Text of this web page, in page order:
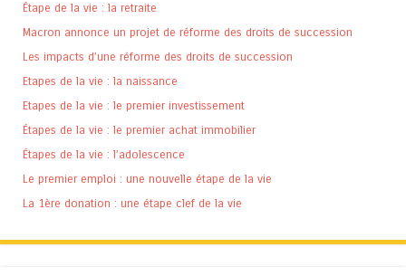
Étape de la vie : la retraite
Macron annonce un projet de réforme des droits de succession
Les impacts d’une réforme des droits de succession
Etapes de la vie : la naissance
Etapes de la vie : le premier investissement
Étapes de la vie : le premier achat immobilier
Étapes de la vie : l’adolescence
Le premier emploi : une nouvelle étape de la vie
La 1ère donation : une étape clef de la vie